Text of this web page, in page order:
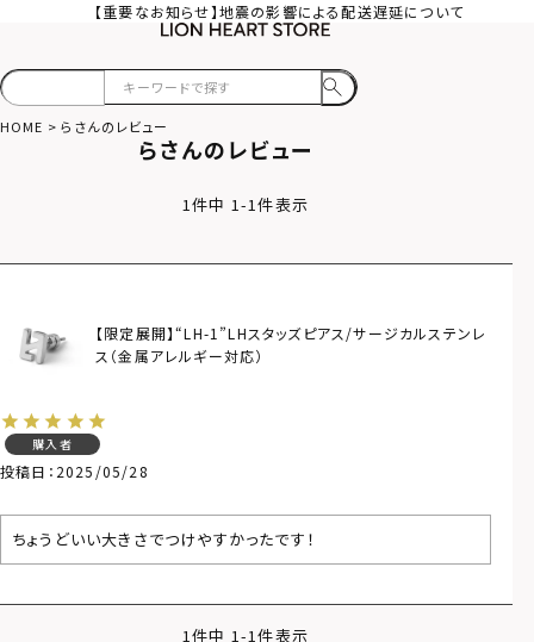
【重要なお知らせ】地震の影響による配送遅延について
HOME らさんのレビュー
らさんのレビュー
1件中 1-1件表示
【限定展開】“LH-1”LHスタッズピアス/サージカルステンレ
ス（金属アレルギー対応）
購入者
投稿日 2025/05/28
ちょうどいい大きさでつけやすかったです！
1件中 1-1件表示